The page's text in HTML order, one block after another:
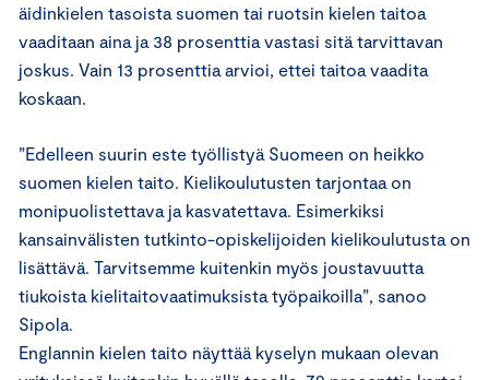
äidinkielen tasoista suomen tai ruotsin kielen taitoa
vaaditaan aina ja 38 prosenttia vastasi sitä tarvittavan
joskus. Vain 13 prosenttia arvioi, ettei taitoa vaadita
koskaan.
”Edelleen suurin este työllistyä Suomeen on heikko
suomen kielen taito. Kielikoulutusten tarjontaa on
monipuolistettava ja kasvatettava. Esimerkiksi
kansainvälisten tutkinto-opiskelijoiden kielikoulutusta on
lisättävä. Tarvitsemme kuitenkin myös joustavuutta
tiukoista kielitaitovaatimuksista työpaikoilla”, sanoo
Sipola.
Englannin kielen taito näyttää kyselyn mukaan olevan